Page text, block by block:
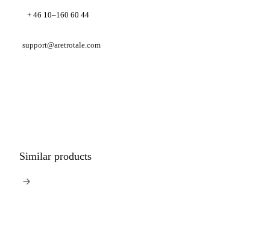
+ 46 10–160 60 44
support@aretrotale.com
Similar products